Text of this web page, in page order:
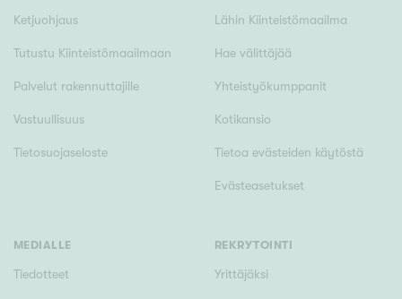
Ketjuohjaus
Tutustu Kiinteistömaailmaan
Palvelut rakennuttajille
Vastuullisuus
Tietosuojaseloste
Lähin Kiinteistömaailma
Hae välittäjää
Yhteistyökumppanit
Kotikansio
Tietoa evästeiden käytöstä
Evästeasetukset
MEDIALLE
Tiedotteet
REKRYTOINTI
Yrittäjäksi